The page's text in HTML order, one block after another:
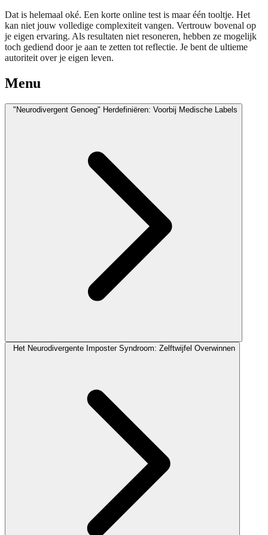
Dat is helemaal oké. Een korte online test is maar één tooltje. Het
kan niet jouw volledige complexiteit vangen. Vertrouw bovenal op
je eigen ervaring. Als resultaten niet resoneren, hebben ze mogelijk
toch gediend door je aan te zetten tot reflectie. Je bent de ultieme
autoriteit over je eigen leven.
Menu
"Neurodivergent Genoeg" Herdefiniëren: Voorbij Medische Labels
Het Neurodivergente Imposter Syndroom: Zelftwijfel Overwinnen